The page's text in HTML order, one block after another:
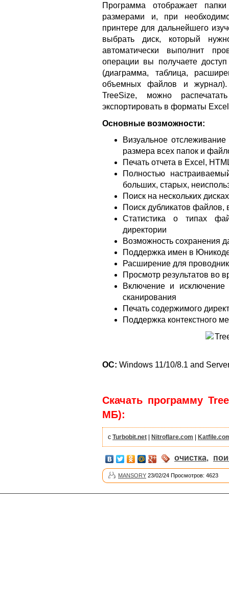
Программа отображает
размерами и, при
принтере для дальнейшего
выбрать диск, который
автоматически выполнит
операции вы получаете
(диаграмма, таблица,
объемных файлов и журнал).
TreeSize, можно
экспортировать в форматы
Основные возможности:
Визуальное
размера всех папок и
Печать отчета в Excel,
Полностью
больших, старых,
Поиск на нескольких
Поиск дубликатов
Статистика о типах
директории
Возможность сохранения
Поддержка имен в
Расширение для
Просмотр результатов во
Включение и
сканирования
Печать содержимого
Поддержка контекстного
ОС: Windows 11/10/8.1 and
Скачать программу
МБ):
с Turbobit.net Nitroflare.com
очистка,
MANSORY 23/02/24 Просмотров: 4623